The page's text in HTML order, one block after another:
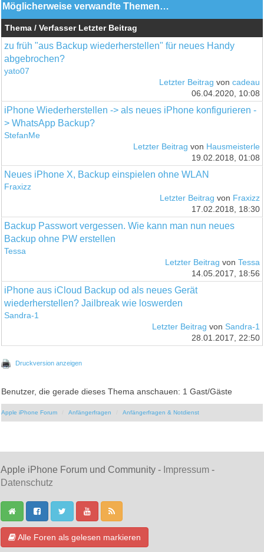
Möglicherweise verwandte Themen…
Thema / Verfasser Letzter Beitrag
zu früh "aus Backup wiederherstellen" für neues Handy
abgebrochen?
yato07
Letzter Beitrag von cadeau
06.04.2020, 10:08
iPhone Wiederherstellen -> als neues iPhone konfigurieren -
> WhatsApp Backup?
StefanMe
Letzter Beitrag von Hausmeisterle
19.02.2018, 01:08
Neues iPhone X, Backup einspielen ohne WLAN
Fraxizz
Letzter Beitrag von Fraxizz
17.02.2018, 18:30
Backup Passwort vergessen. Wie kann man nun neues
Backup ohne PW erstellen
Tessa
Letzter Beitrag von Tessa
14.05.2017, 18:56
iPhone aus iCloud Backup od als neues Gerät
wiederherstellen? Jailbreak wie loswerden
Sandra-1
Letzter Beitrag von Sandra-1
28.01.2017, 22:50
Druckversion anzeigen
Benutzer, die gerade dieses Thema anschauen: 1 Gast/Gäste
Apple iPhone Forum Anfängerfragen Anfängerfragen & Notdienst
Apple iPhone Forum und Community - Impressum -
Datenschutz
Alle Foren als gelesen markieren